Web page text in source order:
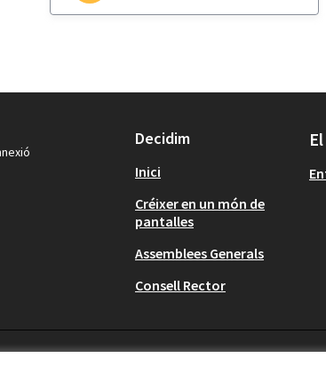
Decidim
Inici
Créixer en un món de
pantalles
Assemblees Generals
Consell Rector